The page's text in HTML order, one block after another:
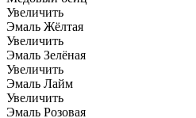
Увеличить
Эмаль Жёлтая
Увеличить
Эмаль Зелёная
Увеличить
Эмаль Лайм
Увеличить
Эмаль Розовая